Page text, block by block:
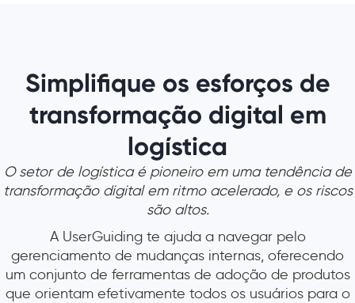
Simplifique os esforços de
transformação digital em
logística
O setor de logística é pioneiro em uma tendência de
transformação digital em ritmo acelerado, e os riscos
são altos.
A UserGuiding te ajuda a navegar pelo
gerenciamento de mudanças internas, oferecendo
um conjunto de ferramentas de adoção de produtos
que orientam efetivamente todos os usuários para o